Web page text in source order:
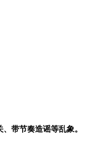
带节奏造谣等乱象。